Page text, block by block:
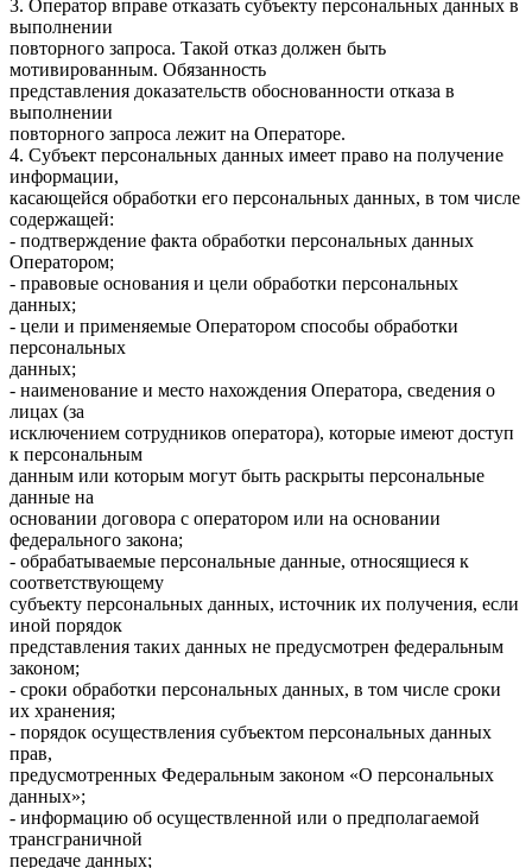
3. Оператор вправе отказать субъекту персональных данных в
выполнении
повторного запроса. Такой отказ должен быть
мотивированным. Обязанность
представления доказательств обоснованности отказа в
выполнении
повторного запроса лежит на Операторе.
4. Субъект персональных данных имеет право на получение
информации,
касающейся обработки его персональных данных, в том числе
содержащей:
- подтверждение факта обработки персональных данных
Оператором;
- правовые основания и цели обработки персональных
данных;
- цели и применяемые Оператором способы обработки
персональных
данных;
- наименование и место нахождения Оператора, сведения о
лицах (за
исключением сотрудников оператора), которые имеют доступ
к персональным
данным или которым могут быть раскрыты персональные
данные на
основании договора с оператором или на основании
федерального закона;
- обрабатываемые персональные данные, относящиеся к
соответствующему
субъекту персональных данных, источник их получения, если
иной порядок
представления таких данных не предусмотрен федеральным
законом;
- сроки обработки персональных данных, в том числе сроки
их хранения;
- порядок осуществления субъектом персональных данных
прав,
предусмотренных Федеральным законом «О персональных
данных»;
- информацию об осуществленной или о предполагаемой
трансграничной
передаче данных;